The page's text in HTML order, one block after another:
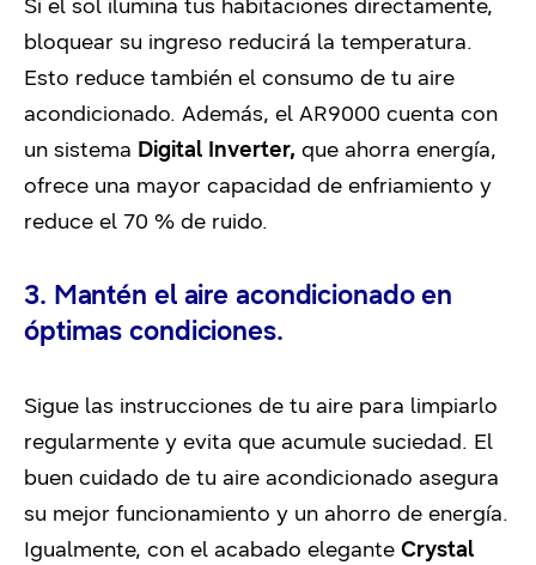
Si el sol ilumina tus habitaciones directamente,
bloquear su ingreso reducirá la temperatura.
Esto reduce también el consumo de tu aire
acondicionado. Además, el AR9000 cuenta con
un sistema Digital Inverter, que ahorra energía,
ofrece una mayor capacidad de enfriamiento y
reduce el 70 % de ruido.
3. Mantén el aire acondicionado en
óptimas condiciones.
Sigue las instrucciones de tu aire para limpiarlo
regularmente y evita que acumule suciedad. El
buen cuidado de tu aire acondicionado asegura
su mejor funcionamiento y un ahorro de energía.
Igualmente, con el acabado elegante Crystal